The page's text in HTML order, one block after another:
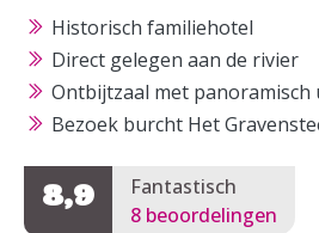
Historisch familiehotel
Direct gelegen aan de rivier
Ontbijtzaal met panoramisch
Bezoek burcht Het
8,9
Fantastisch
8 beoordelingen